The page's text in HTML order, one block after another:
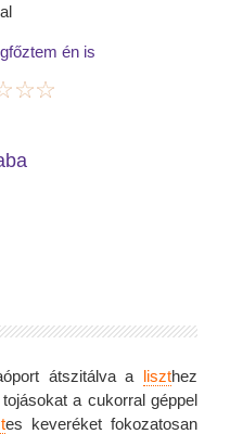
én is
átszitálva a liszthez
a cukorral géppel
es keveréket fokozatosan